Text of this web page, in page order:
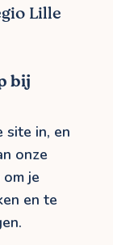
Lille
bij
in, en
onze
je
en te